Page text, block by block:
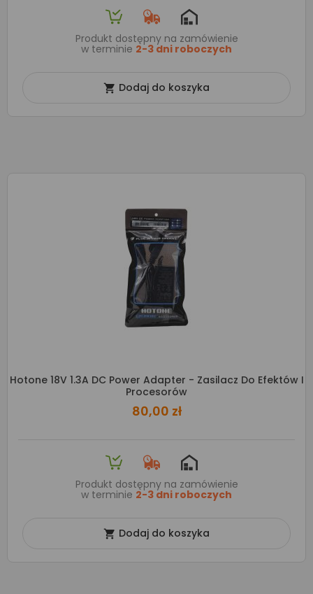
Produkt dostępny na zamówienie
w terminie 2-3 dni roboczych
 Dodaj do koszyka
Hotone 18V 1.3A DC Power Adapter - Zasilacz Do Efektów I
Procesorów
80,00 zł
Produkt dostępny na zamówienie
w terminie 2-3 dni roboczych
 Dodaj do koszyka